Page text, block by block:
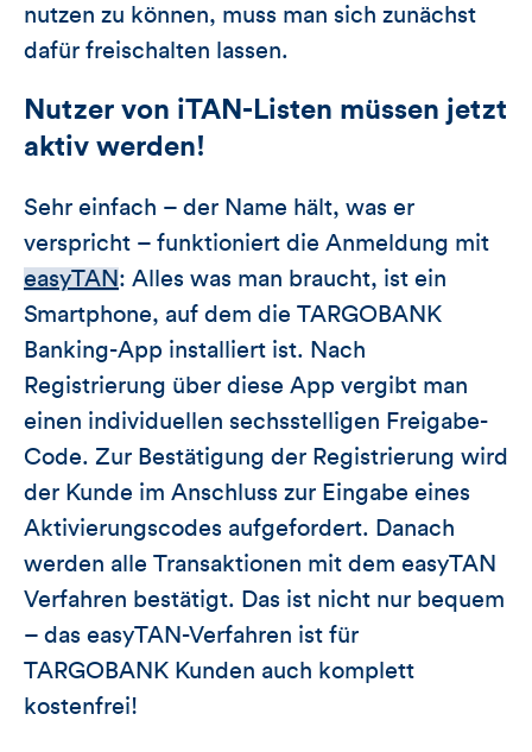
nutzen zu können, muss man sich zunächst
dafür freischalten lassen.
Nutzer von iTAN-Listen müssen jetzt
aktiv werden!
Sehr einfach – der Name hält, was er
verspricht – funktioniert die Anmeldung mit
easyTAN : Alles was man braucht, ist ein
Smartphone, auf dem die TARGOBANK
Banking-App installiert ist. Nach
Registrierung über diese App vergibt man
einen individuellen sechsstelligen Freigabe-
Code. Zur Bestätigung der Registrierung wird
der Kunde im Anschluss zur Eingabe eines
Aktivierungscodes aufgefordert. Danach
werden alle Transaktionen mit dem easyTAN
Verfahren bestätigt. Das ist nicht nur bequem
– das easyTAN-Verfahren ist für
TARGOBANK Kunden auch komplett
kostenfrei!